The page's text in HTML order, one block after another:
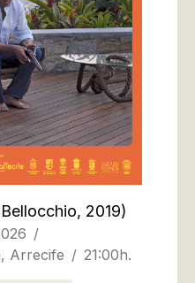
2019)
Arrecife
21:00h.